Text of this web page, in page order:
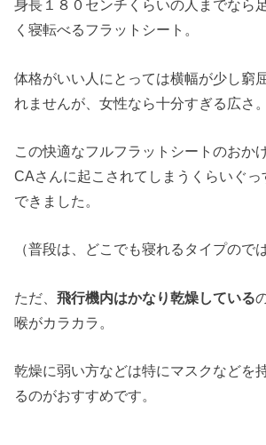
身長１８０センチくらいの人までなら
く寝転べるフラットシート。
体格がいい人にとっては横幅が少し窮
れませんが、女性なら十分すぎる広さ。
この快適なフルフラットシートのおか
CAさんに起こされてしまうくらいぐ
できました。
（普段は、どこでも寝れるタイプので
ただ、飛行機内はかなり乾燥している
喉がカラカラ。
乾燥に弱い方などは特にマスクなどを
るのがおすすめです。